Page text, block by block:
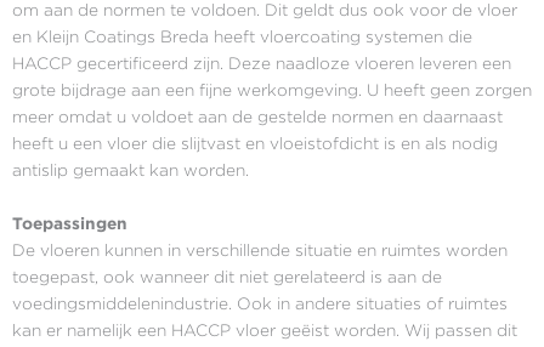
om aan de normen te voldoen. Dit geldt dus ook voor de vloer
en Kleijn Coatings Breda heeft vloercoating systemen die
HACCP gecertificeerd zijn. Deze naadloze vloeren leveren een
grote bijdrage aan een fijne werkomgeving. U heeft geen zorgen
meer omdat u voldoet aan de gestelde normen en daarnaast
heeft u een vloer die slijtvast en vloeistofdicht is en als nodig
antislip gemaakt kan worden.
Toepassingen
De vloeren kunnen in verschillende situatie en ruimtes worden
toegepast, ook wanneer dit niet gerelateerd is aan de
voedingsmiddelenindustrie. Ook in andere situaties of ruimtes
kan er namelijk een HACCP vloer geëist worden. Wij passen dit